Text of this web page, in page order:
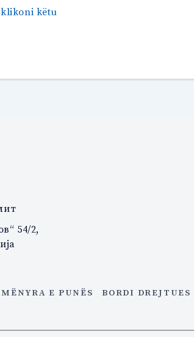
këtu
54/2,
MËNYRA E PUNËS BORDI DREJTUES